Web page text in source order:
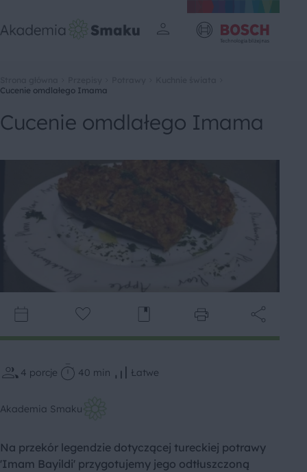
Cucenie omdlałego Imama
Cucenie omdlałego Imama
4 porcje 40 min Łatwe
Akademia Smaku
Na przekór legendzie dotyczącej tureckiej potrawy
'Imam Bayildi' przygotujemy jego odtłuszczoną